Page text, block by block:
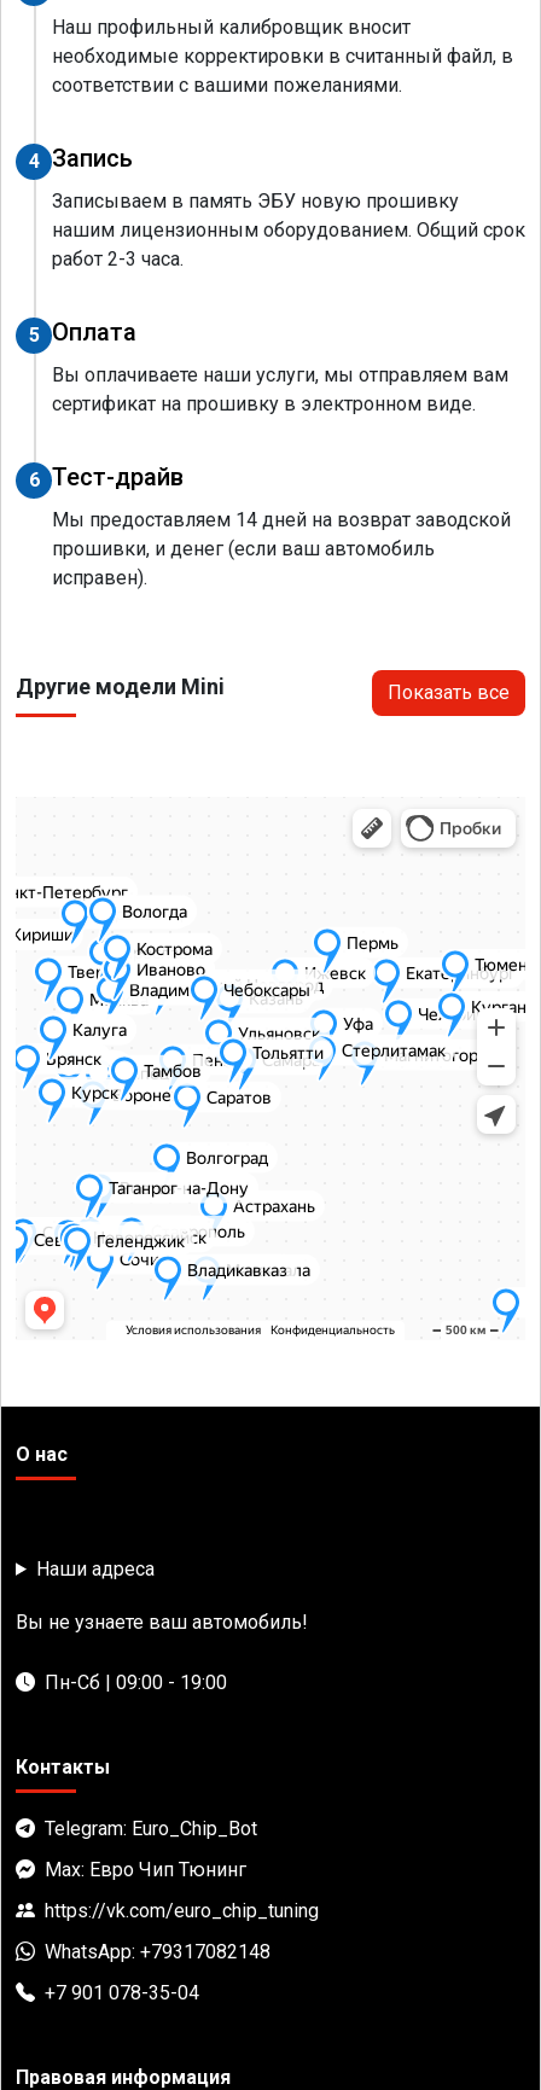
Наш профильный калибровщик вносит
необходимые корректировки в считанный файл, в
соответствии с вашими пожеланиями.
4 Запись
Записываем в память ЭБУ новую прошивку
нашим лицензионным оборудованием. Общий срок
работ 2-3 часа.
5 Оплата
Вы оплачиваете наши услуги, мы отправляем вам
сертификат на прошивку в электронном виде.
6 Тест-драйв
Мы предоставляем 14 дней на возврат заводской
прошивки, и денег (если ваш автомобиль
исправен).
Другие модели Mini Показать все
О нас
Наши адреса
Вы не узнаете ваш автомобиль!
Пн-Сб | 09:00 - 19:00
Контакты
Telegram: Euro_Chip_Bot
Max: Евро Чип Тюнинг
https://vk.com/euro_chip_tuning
WhatsApp: +79317082148
+7 901 078-35-04
Правовая информация